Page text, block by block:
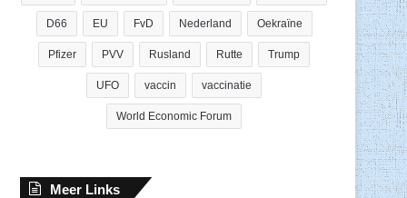
D66 EU FvD Nederland Oekraïne
Pfizer PVV Rusland Rutte Trump
UFO vaccin vaccinatie
World Economic Forum
Meer Links